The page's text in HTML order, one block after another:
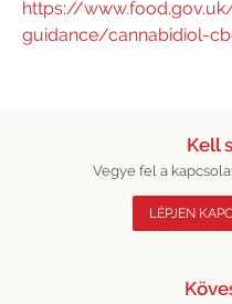
https://
guidance/cannabidiol-
Kell
Vegye fel a
LÉPJEN